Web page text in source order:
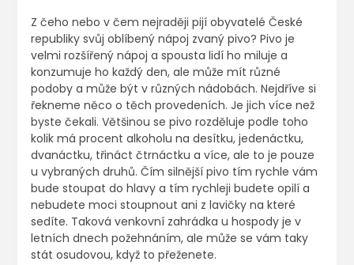
Z čeho nebo v čem nejraději pijí obyvatelé České
republiky svůj oblíbený nápoj zvaný pivo? Pivo je
velmi rozšířený nápoj a spousta lidí ho miluje a
konzumuje ho každý den, ale může mít různé
podoby a může být v různých nádobách. Nejdříve si
řekneme něco o těch provedeních. Je jich více než
byste čekali. Většinou se pivo rozděluje podle toho
kolik má procent alkoholu na desítku, jedenáctku,
dvanáctku, třináct čtrnáctku a více, ale to je pouze
u vybraných druhů. Čím silnější pivo tím rychle vám
bude stoupat do hlavy a tím rychleji budete opilí a
nebudete moci stoupnout ani z lavičky na které
sedíte. Taková venkovní zahrádka u hospody je v
letních dnech požehnáním, ale může se vám taky
stát osudovou, když to přeženete.